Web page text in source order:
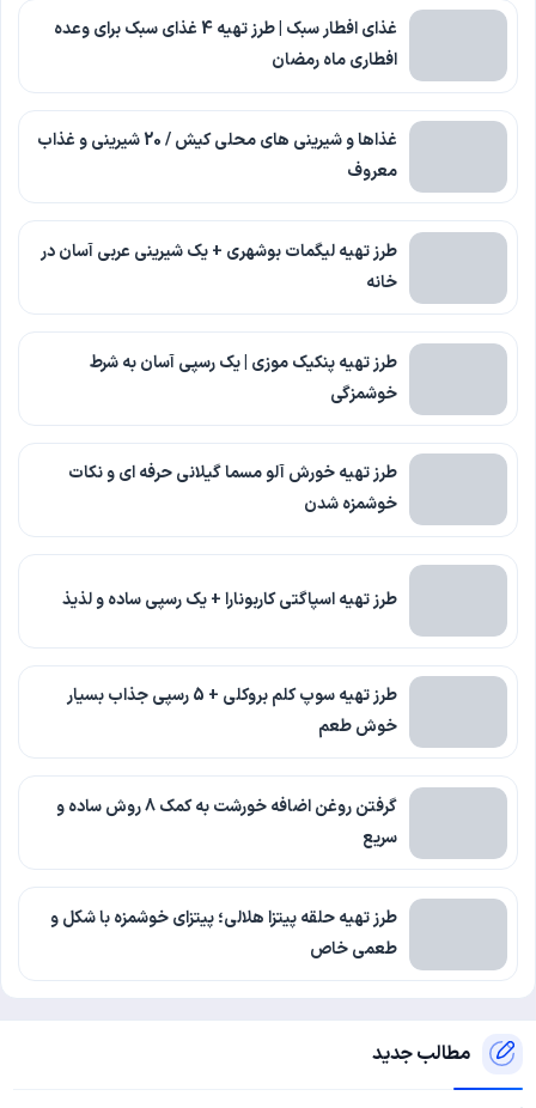
غذای افطار سبک | طرز تهیه 4 غذای سبک برای وعده
افطاری ماه رمضان
غذاها و شیرینی های محلی کیش / 20 شیرینی و غذاب
معروف
طرز تهیه لیگمات بوشهری + یک شیرینی عربی آسان در
خانه
طرز تهیه پنکیک موزی | یک رسپی آسان به شرط
خوشمزگی
طرز تهیه خورش آلو مسما گیلانی حرفه ای و نکات
خوشمزه شدن
طرز تهیه اسپاگتی کاربونارا + یک رسپی ساده و لذیذ
طرز تهیه سوپ کلم بروکلی + 5 رسپی جذاب بسیار
خوش طعم
گرفتن روغن اضافه خورشت به کمک 8 روش ساده و
سریع
طرز تهیه حلقه پیتزا هلالی؛ پیتزای خوشمزه با شکل و
طعمی خاص
مطالب جدید